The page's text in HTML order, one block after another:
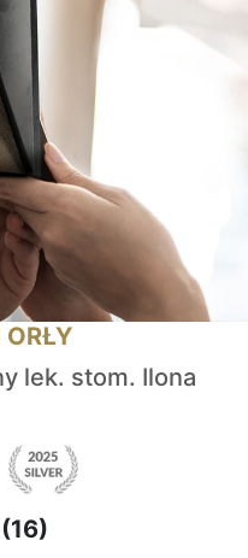
ORŁY
lek. stom. Ilona
(16)